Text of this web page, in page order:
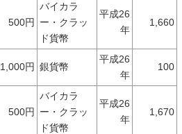
500円
バイカラ
ー・クラッ
ド貨幣
平成26
年
1,660
1,000円 銀貨幣
平成26
年
100
500円
バイカラ
ー・クラッ
ド貨幣
平成26
年
1,670